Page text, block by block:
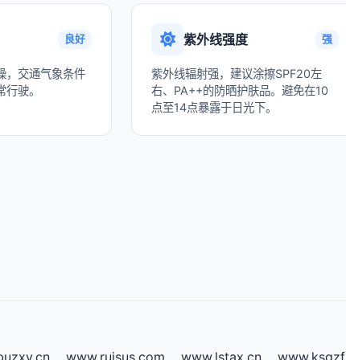
良好
，交通气象条件
驶。
紫外线强度 强
紫外线辐射强，建议涂擦SPF20左
右、PA++的防晒护肤品。避免在10
点至14点暴露于日光下。
www.ruisus.com www.lstax.cn